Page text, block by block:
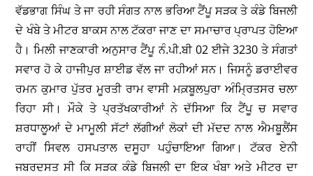
ਵੱਡਭਾਗ ਸਿੰਘ ਤੇ ਜਾ ਰਹੀ ਸੰਗਤ ਨਾਲ ਭਰਿਆ ਟੈਂਪੂ ਸੜਕ ਤੇ ਕੰਡੇ ਬਿਜਲੀ
ਦੇ ਖੰਬੇ ਤੇ ਮੀਟਰ ਬਾਕਸ ਨਾਲ ਟੱਕਰਾ ਜਾਣ ਦਾ ਸਮਾਚਾਰ ਪ੍ਰਾਪਤ ਹੋਇਆ
ਹੈ। ਮਿਲੀ ਜਾਣਕਾਰੀ ਅਨੁਸਾਰ ਟੈਂਪੂ ਨੰ.ਪੀ.ਬੀ 02 ਈਜੇ 3230 ਤੇ ਸੰਗਤਾਂ
ਸਵਾਰ ਹੋ ਕੇ ਹਾਜੀਪੁਰ ਸ਼ਾਈਡ ਵੱਲ ਜਾ ਰਹੀਆਂ ਸਨ। ਜਿਸਨੂੰ ਡਰਾਈਵਰ
ਰਮਨ ਕੁਮਾਰ ਪੁੱਤਰ ਮੂਰਤੀ ਰਾਮ ਵਾਸੀ ਮਕ਼ਬੂਲਪੁਰਾ ਅੰਮ੍ਰਿਤਸਰ ਚਲਾ
ਰਿਹਾ ਸੀ। ਮੌਕੇ ਤੇ ਪ੍ਰਤੱਖਕਾਰੀਆਂ ਨੇ ਦੱਸਿਆ ਕਿ ਟੈਂਪੂ ਚ ਸਵਾਰ
ਸ਼ਰਧਾਲੂਆਂ ਦੇ ਮਾਮੂਲੀ ਸੱਟਾਂ ਲੱਗੀਆਂ ਲੋਕਾਂ ਦੀ ਮੱਦਦ ਨਾਲ ਐਮਬੂਲੈਂਸ
ਰਾਹੀਂ ਸਿਵਲ ਹਸਪਤਾਲ ਦਸੂਹਾ ਪਹੁੰਚਾਇਆ ਗਿਆ। ਟੱਕਰ ਏਨੀ
ਜਬਰਦਸਤ ਸੀ ਕਿ ਸੜਕ ਕੰਡੇ ਬਿਜਲੀ ਦਾ ਇਕ ਖੰਬਾ ਅਤੇ ਮੀਟਰ ਦਾ